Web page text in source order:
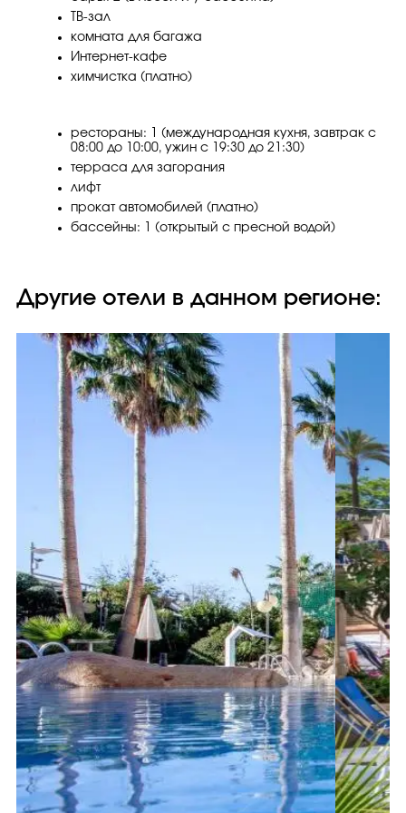
ТВ-зал
комната для багажа
Интернет-кафе
химчистка (платно)
рестораны: 1 (международная кухня, завтрак с
08:00 до 10:00, ужин с 19:30 до 21:30)
терраса для загорания
лифт
прокат автомобилей (платно)
бассейны: 1 (открытый с пресной водой)
Другие отели в данном регионе: